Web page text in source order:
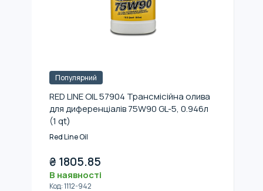
Популярний
RED LINE OIL 57904 Трансмісійна олива
для диференціалів 75W90 GL-5, 0.946л
(1 qt)
Red Line Oil
₴ 1805.85
В наявності
Код:1112-942